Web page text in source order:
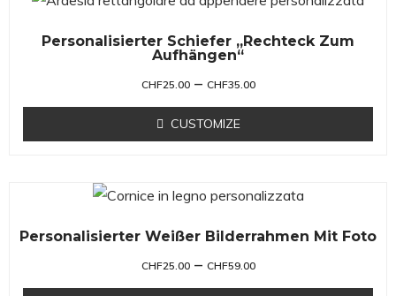
Personalisierter Schiefer „Rechteck Zum
Aufhängen“
CHF25.00 – CHF35.00
CUSTOMIZE
Personalisierter Weißer Bilderrahmen Mit Foto
CHF25.00 – CHF59.00